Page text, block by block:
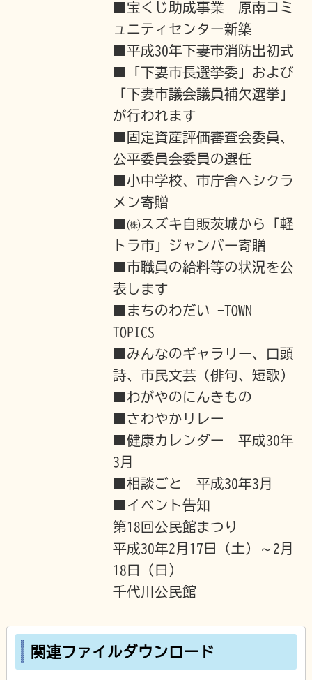
■宝くじ助成事業 原南コミ
ュニティセンター新築
■平成30年下妻市消防出初式
■「下妻市長選挙委」および
「下妻市議会議員補欠選挙」
が行われます
■固定資産評価審査会委員、
公平委員会委員の選任
■小中学校、市庁舎へシクラ
メン寄贈
■㈱スズキ自販茨城から「軽
トラ市」ジャンバー寄贈
■市職員の給料等の状況を公
表します
■まちのわだい -TOWN
TOPICS-
■みんなのギャラリー、口頭
詩、市民文芸（俳句、短歌）
■わがやのにんきもの
■さわやかリレー
■健康カレンダー 平成30年
3月
■相談ごと 平成30年3月
■イベント告知
第18回公民館まつり
平成30年2月17日（土）～2月
18日（日）
千代川公民館
関連ファイルダウンロード